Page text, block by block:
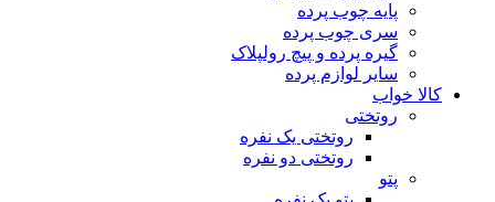
پایه چوب پرده
سری چوب پرده
گیره پرده و پیچ رولپلاک
سایر لوازم پرده
کالا خواب
روتختی
روتختی یک نفره
روتختی دو نفره
پتو